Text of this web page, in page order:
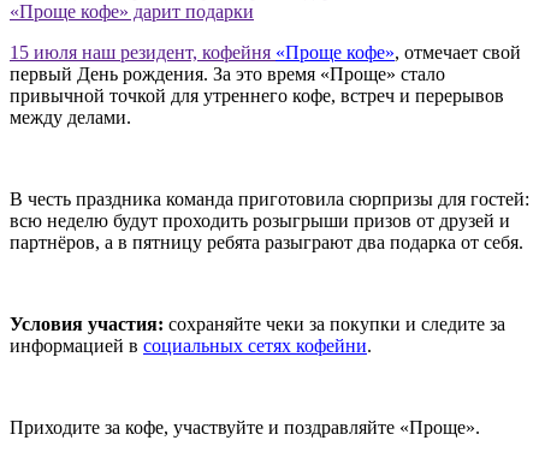
«Проще кофе» дарит подарки
15 июля наш резидент, кофейня «Проще кофе», отмечает свой
первый День рождения. За это время «Проще» стало
привычной точкой для утреннего кофе, встреч и перерывов
между делами.
В честь праздника команда приготовила сюрпризы для гостей:
всю неделю будут проходить розыгрыши призов от друзей и
партнёров, а в пятницу ребята разыграют два подарка от себя.
Условия участия: сохраняйте чеки за покупки и следите за
информацией в социальных сетях кофейни.
Приходите за кофе, участвуйте и поздравляйте «Проще».